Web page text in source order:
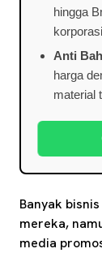
hingga
Anti
harga
material
Banyak
mereka,
media